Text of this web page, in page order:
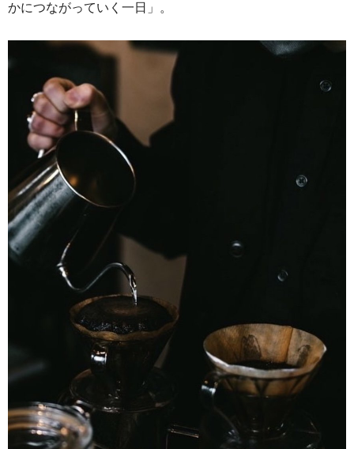
かにつながっていく一日」。